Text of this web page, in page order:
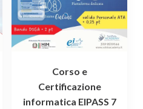
Corso e
Certificazione
informatica EIPASS 7